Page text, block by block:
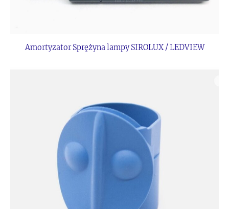
Amortyzator Sprężyna lampy SIROLUX / LEDVIEW